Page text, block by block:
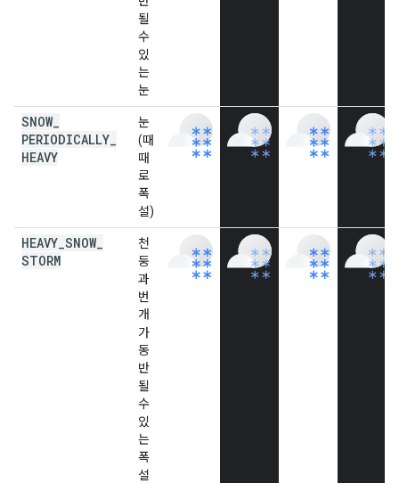
될
수
있
는
눈
SNOW_
PERIODICALLY
HEAVY
눈
(때
때
로
폭
설)
HEAVY SNOW_
STORM
천
둥
과
번
개
가
동
반
될
수
있
는
폭
설